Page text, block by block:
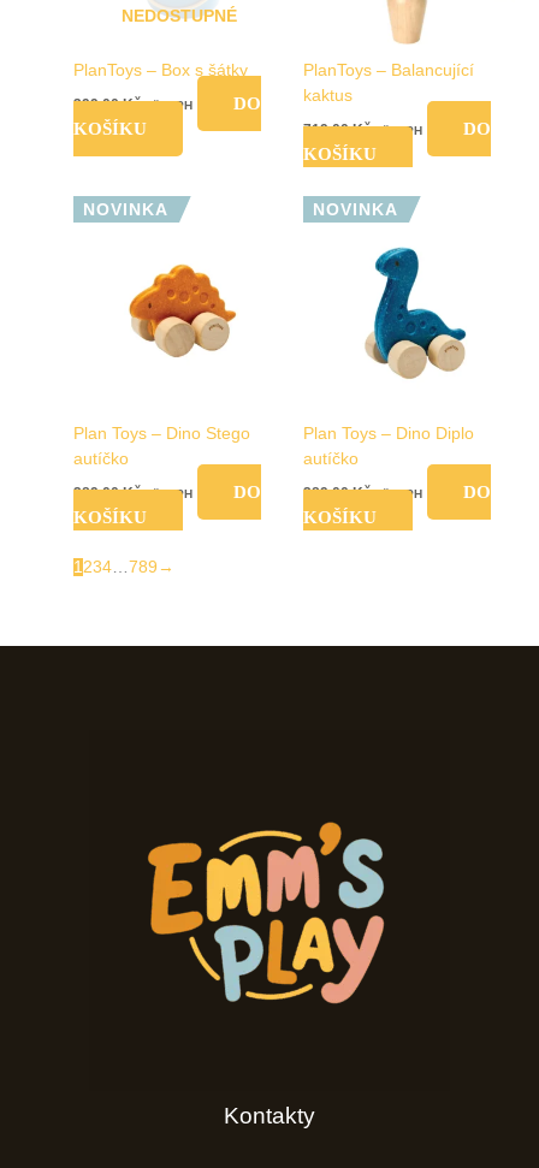
NEDOSTUPNÉ
PlanToys – Box s šátky
399,00Kč vč. DPH
DO
KOŠÍKU
PlanToys – Balancující
kaktus
719,00Kč vč. DPH
DO
KOŠÍKU
NOVINKA
Plan Toys – Dino Stego
autíčko
289,00Kč vč. DPH
DO
KOŠÍKU
NOVINKA
Plan Toys – Dino Diplo
autíčko
289,00Kč vč. DPH
DO
KOŠÍKU
1234…789 →
Kontakty